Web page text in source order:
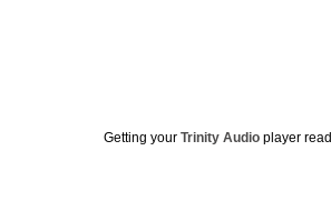
Getting your Trinity Audio player